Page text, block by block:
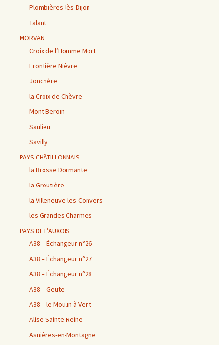
Plombières-lès-Dijon
Talant
MORVAN
Croix de l’Homme Mort
Frontière Nièvre
Jonchère
la Croix de Chèvre
Mont Beroin
Saulieu
Savilly
PAYS CHÂTILLONNAIS
la Brosse Dormante
la Groutière
la Villeneuve-les-Convers
les Grandes Charmes
PAYS DE L’AUXOIS
A38 – Échangeur n°26
A38 – Échangeur n°27
A38 – Échangeur n°28
A38 – Geute
A38 – le Moulin à Vent
Alise-Sainte-Reine
Asnières-en-Montagne